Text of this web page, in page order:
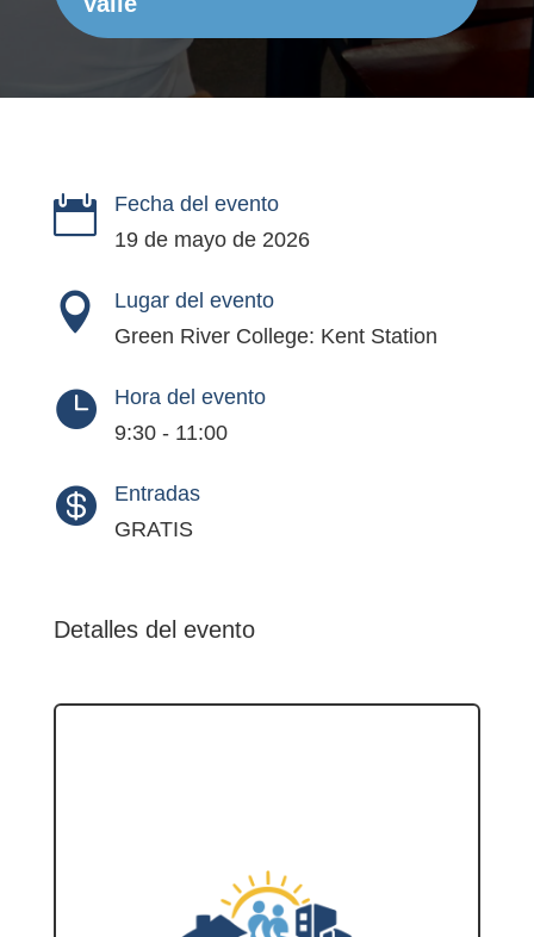

Fecha del evento
19 de mayo de 2026

Lugar del evento
Green River College: Kent Station

Hora del evento
9:30 - 11:00

Entradas
GRATIS
Detalles del evento